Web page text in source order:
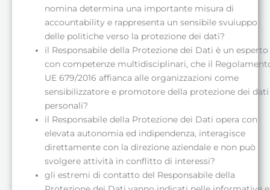
nomina determina una importante misura di
accountability e rappresenta un sensibile svuiuppo
delle politiche verso la protezione dei dati?
il Responsabile della Protezione dei Dati è un esperto
con competenze multidisciplinari, che il
UE 679/2016 affianca alle organizzazioni come
sensibilizzatore e promotore della protezione dei dati
personali?
il Responsabile della Protezione dei Dati opera con
elevata autonomia ed indipendenza, interagisce
direttamente con la direzione aziendale e non può
svolgere attività in conflitto di interessi?
gli estremi di contatto del Responsabile della